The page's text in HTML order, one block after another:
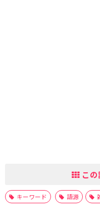
こ
キーワード 語源